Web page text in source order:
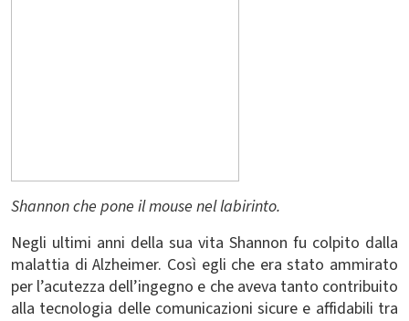
Shannon che pone il mouse nel labirinto.
Negli ultimi anni della sua vita Shannon fu colpito dalla
malattia di Alzheimer. Così egli che era stato ammirato
per l’acutezza dell’ingegno e che aveva tanto contribuito
alla tecnologia delle comunicazioni sicure e affidabili tra